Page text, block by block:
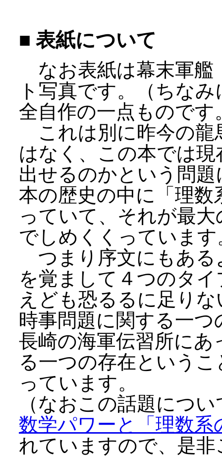
■ 表紙について
なお表紙は幕末軍艦
ト写真です。（ちな
全自作の一点ものです
これは別に昨今の龍
はなく、この本では
出せるのかという問
本の歴史の中に「理
っていて、それが最
でしめくくっています
つまり序文にもある
を覚まして４つのタ
えども恐るるに足り
時事問題に関する一
長崎の海軍伝習所に
る一つの存在という
っています。
（なおこの話題につ
数学パワーと「理数
れていますので、是